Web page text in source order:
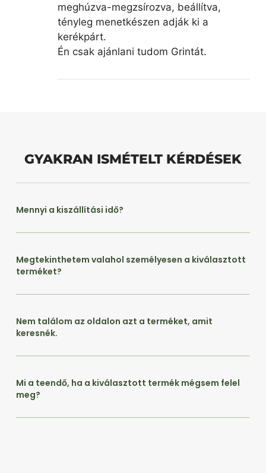
meghúzva-megzsírozva, beállítva,
tényleg menetkészen adják ki a
kerékpárt.
Én csak ajánlani tudom Grintát.
GYAKRAN ISMÉTELT KÉRDÉSEK
Mennyi a kiszállítási idő?
Megtekinthetem valahol személyesen a kiválasztott
terméket?
Nem találom az oldalon azt a terméket, amit
keresnék.
Mi a teendő, ha a kiválasztott termék mégsem felel
meg?